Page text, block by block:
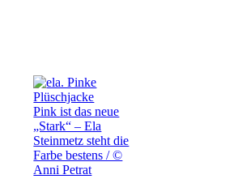
Pink ist das neue
„Stark“ – Ela
Steinmetz steht die
Farbe bestens / ©
Anni Petrat